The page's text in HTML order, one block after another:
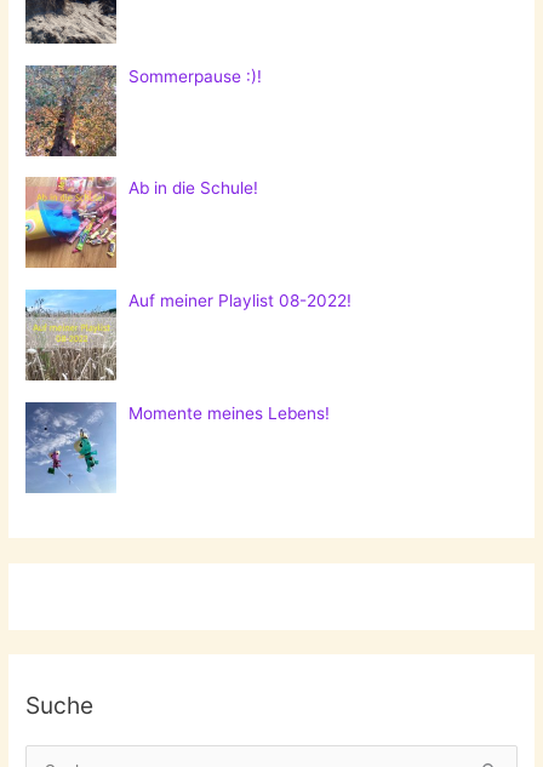
Sommerpause :)!
Ab in die Schule!
Auf meiner Playlist 08-2022!
Momente meines Lebens!
Suche